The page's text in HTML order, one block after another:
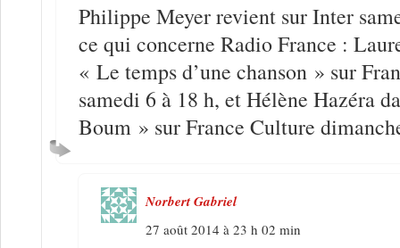
Philippe Meyer revient sur Inter
ce qui concerne Radio France :
« Le temps d’une chanson » sur
samedi 6 à 18 h, et Hélène Hazéra
Boum » sur France Culture
Norbert Gabriel
27 août 2014 à 23 h 02 min